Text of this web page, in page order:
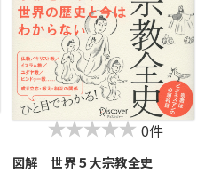
0件
図解 世界５大宗教全史